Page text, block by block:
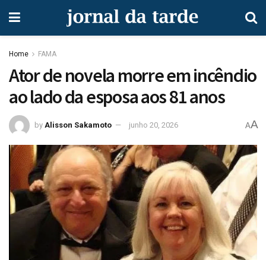
Home FAMA
Ator de novela morre em incêndio
ao lado da esposa aos 81 anos
by Alisson Sakamoto junho 20, 2026 AA